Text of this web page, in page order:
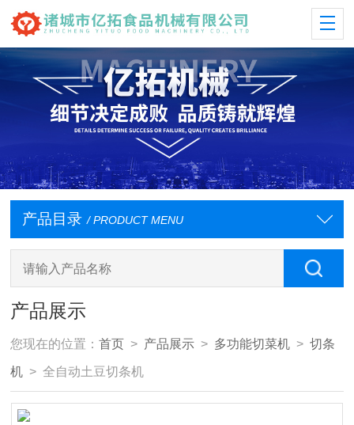
产品目录 / PRODUCT MENU
产品展示
您现在的位置：首页 > 产品展示 > 多功能切菜机 >切条
机 > 全自动土豆切条机